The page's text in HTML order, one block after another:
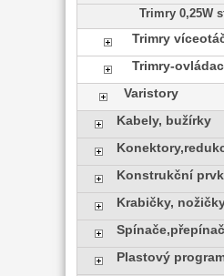
Trimry 0,25W
Trimry
Trimry-
Varistory
Kabely, bužírky
Konstrukční
Krabičky,
Plastový